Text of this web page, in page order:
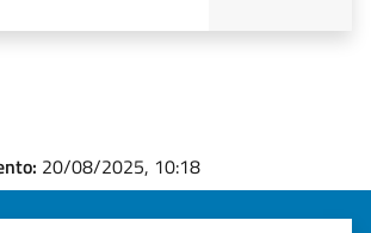
20/08/2025, 10:18